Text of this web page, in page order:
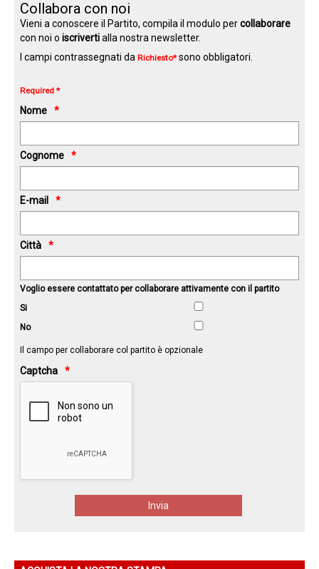
Collabora con noi
Vieni a conoscere il Partito, compila il modulo percollaborare
con noi oiscrivertialla nostra newsletter.
I campi contrassegnati daRichiesto*sono obbligatori.
Required *
Nome
Cognome
E-mail
Città
Voglio essere contattato per collaborare attivamente con il partito
Si
No
Il campo per collaborare col partito è opzionale
Captcha